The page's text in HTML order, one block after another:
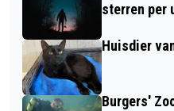
sterren per
Huisdier
Burgers'